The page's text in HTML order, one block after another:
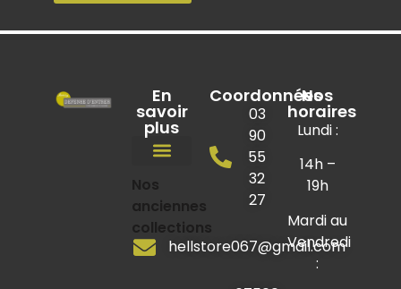
En
savoir
plus
Nos
anciennes
collections
Coordonnées
03
90
55
32
27
hellstore067@gmail.com
Nos
horaires
Lundi :
14h –
19h
Mardi au
Vendredi
: